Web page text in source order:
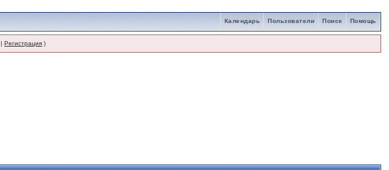
Помощь
Поиск
Пользователи
Календарь
|Регистрация )